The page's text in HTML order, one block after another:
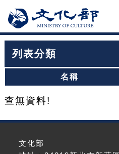
跳到主要內容
網站導覽
前往首頁
列表分類
::: 首頁>申請列表
名稱
查無資料!
文化部